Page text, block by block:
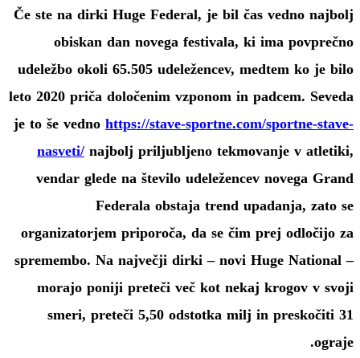
Če ste na dirki Huge Federal, je bil čas vedno najbolj
obiskan dan novega festivala, ki ima povprečno
udeležbo okoli 65.505 udeležencev, medtem ko je bilo
leto 2020 priča določenim vzponom in padcem. Seveda
je to še vednohttps://stave-sportne.com/sportne-stave-
nasveti/najbolj priljubljeno tekmovanje v atletiki,
vendar glede na število udeležencev novega Grand
Federala obstaja trend upadanja, zato se
organizatorjem priporoča, da se čim prej odločijo za
spremembo. Na največji dirki – novi Huge National –
morajo poniji preteči več kot nekaj krogov v svoji
smeri, preteči 5,50 odstotka milj in preskočiti 31
ograje.